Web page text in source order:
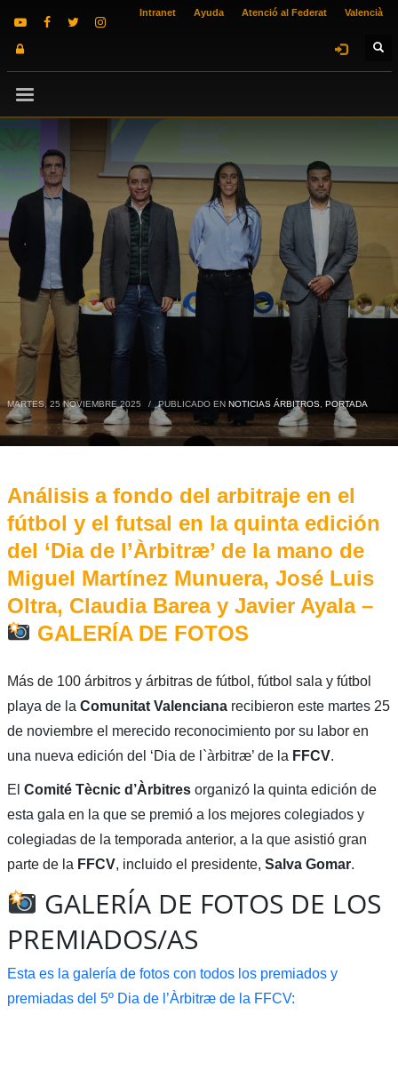
Intranet Ayuda Atenció al Federat Valencià
MARTES, 25 NOVIEMBRE 2025 / PUBLICADO EN NOTICIAS ÁRBITROS, PORTADA
Análisis a fondo del arbitraje en el
fútbol y el futsal en la quinta edición
del ‘Dia de l’Àrbitræ’ de la mano de
Miguel Martínez Munuera, José Luis
Oltra, Claudia Barea y Javier Ayala –
GALERÍA DE FOTOS
Más de 100 árbitros y árbitras de fútbol, fútbol sala y fútbol
playa de la Comunitat Valenciana recibieron este martes 25
de noviembre el merecido reconocimiento por su labor en
una nueva edición del ‘Dia de l`àrbitræ’ de la FFCV.
El Comité Tècnic d’Àrbitresorganizó la quinta edición de
esta gala en la que se premió a los mejores colegiados y
colegiadas de la temporada anterior, a la que asistió gran
parte de la FFCV, incluido el presidente, Salva Gomar.
GALERÍA DE FOTOS DE LOS
PREMIADOS/AS
Esta es la galería de fotos con todos los premiados y
premiadas del 5º Dia de l’Àrbitræ de la FFCV: